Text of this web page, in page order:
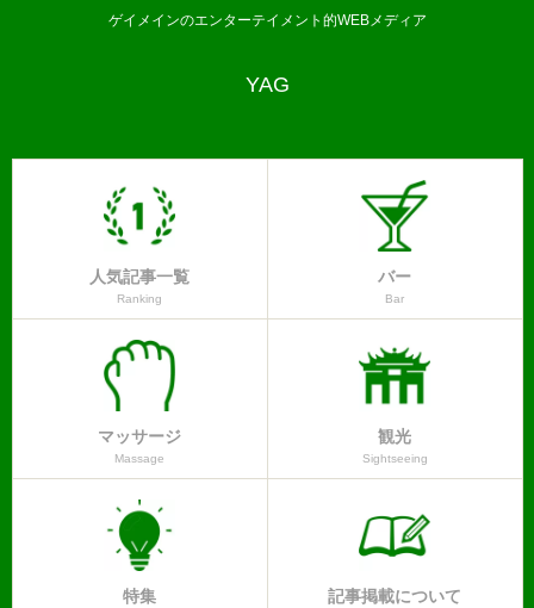
ゲイメインのエンターテイメント的WEBメディア
YAG
人気記事一覧
Ranking
バー
Bar
マッサージ
Massage
観光
Sightseeing
特集 記事掲載について